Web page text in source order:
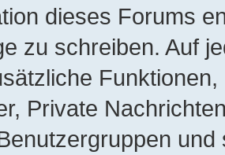
dieses Forums
zu schreiben. Auf
Private